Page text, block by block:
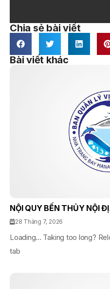
Chia sẻ bài viết
Bài viết khác
NỘI QUY BẾN THỦY NỘI
28 Tháng 7, 2026
Loading... Taking too long?
tab